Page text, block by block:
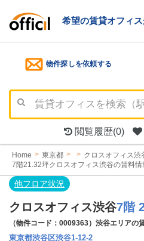
希望の賃貸オフィ
物件探しを依頼する
閲覧履歴(0)
Home 東京都
クロスオフィス渋
7階21.32坪クロスオフィス渋谷の賃料情
他フロア状況
クロスオフィス渋谷7階
（物件コード：0009363）渋谷エリアの
東京都渋谷区渋谷1-12-2